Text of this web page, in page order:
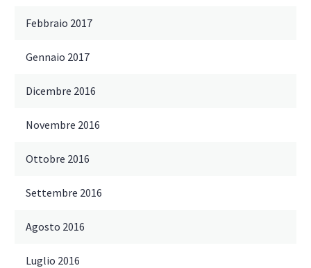
Febbraio 2017
Gennaio 2017
Dicembre 2016
Novembre 2016
Ottobre 2016
Settembre 2016
Agosto 2016
Luglio 2016